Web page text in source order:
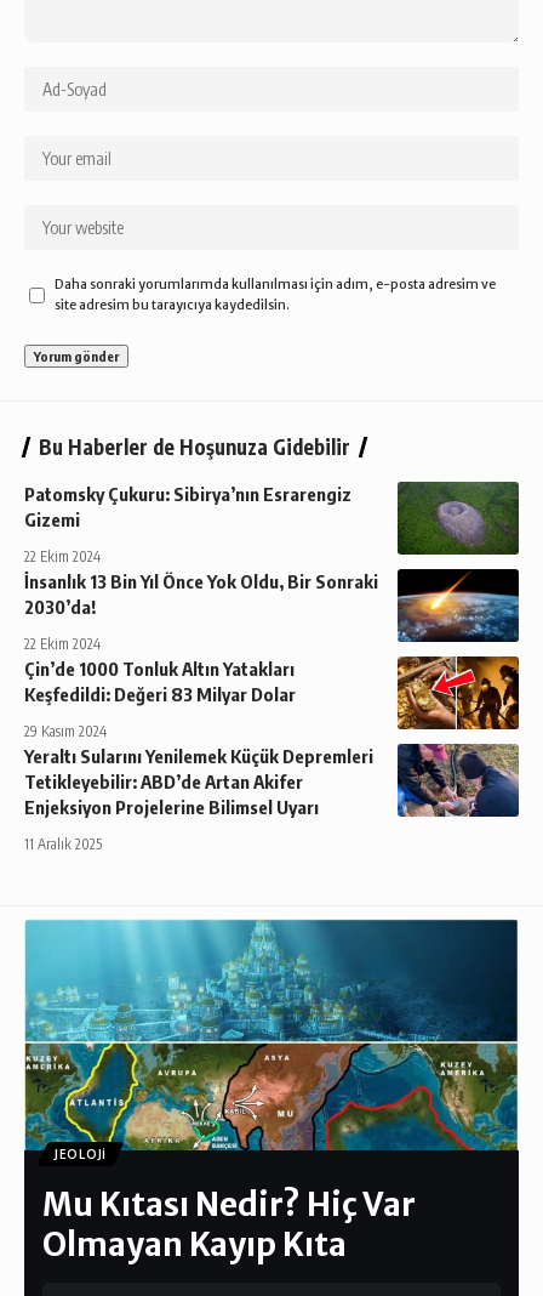
Daha sonraki yorumlarımda kullanılması için adım, e-posta adresim ve
site adresim bu tarayıcıya kaydedilsin.
Bu Haberler de Hoşunuza Gidebilir
Patomsky Çukuru: Sibirya’nın Esrarengiz
Gizemi
22 Ekim 2024
İnsanlık 13 Bin Yıl Önce Yok Oldu, Bir Sonraki
2030’da!
22 Ekim 2024
Çin’de 1000 Tonluk Altın Yatakları
Keşfedildi: Değeri 83 Milyar Dolar
29 Kasım 2024
Yeraltı Sularını Yenilemek Küçük Depremleri
Tetikleyebilir: ABD’de Artan Akifer
Enjeksiyon Projelerine Bilimsel Uyarı
11 Aralık 2025
JEOLOJI
Mu Kıtası Nedir? Hiç Var
Olmayan Kayıp Kıta